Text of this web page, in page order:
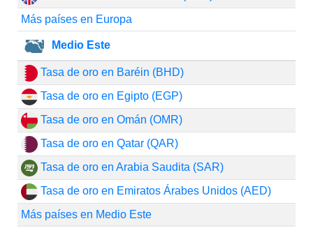
Más países en Europa
Medio Este
Tasa de oro en Baréin (BHD)
Tasa de oro en Egipto (EGP)
Tasa de oro en Omán (OMR)
Tasa de oro en Qatar (QAR)
Tasa de oro en Arabia Saudita (SAR)
Tasa de oro en Emiratos Árabes Unidos (AED)
Más países en Medio Este